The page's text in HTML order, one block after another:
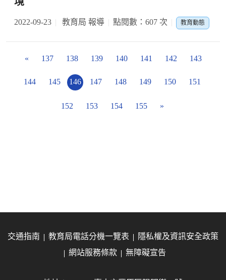
2022-09-23 教育局 報導 點閱數：607 次 教育動態
« 137 138 139 140 141 142 143
144 145 146 147 148 149 150 151
152 153 154 155 »
交通指南 教育局電話分機一覽表
隱私權及資訊安全政策
網站服務條款
無障礙宣告